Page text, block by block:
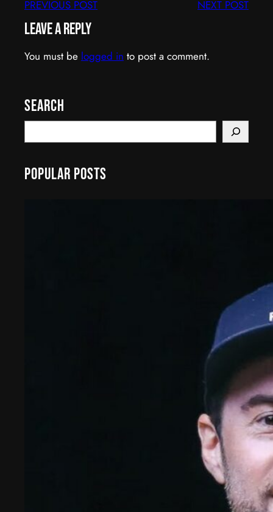
PREVIOUS POST NEXT POST
Leave a Reply
You must be logged in to post a comment.
Search
e
r
Popular Posts